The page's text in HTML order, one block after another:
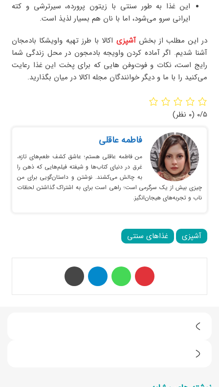
این غذا به طور سنتی با زیتون پرورده، سیرترشی و کته
ایرانی سرو می‌شود، اما با نان هم بسیار لذیذ است.
در این مطلب از بخشآشپزی اکالا با طرز تهیه واویشکا بادمجان
آشنا شدیم. اگر آماده کردن واویجه بادمجون در محل زندگی شما
رایج است، نکات و فوت‌وفن‌ هایی که برای پخت این غذا رعایت
می‌کنید را با ما و دیگر خوانندگان مجله اکالا در میان بگذارید.
۰/۵ (۰ نظر)
فاطمه عاقلی
من فاطمه عاقلی هستم؛ عاشق کشف طعم‌های تازه،
غرق در دنیای کتاب‌ها و شیفته فیلم‌هایی که ذهن را
به چالش می‌کشند. نوشتن و داستان‌گویی برای من
چیزی بیش از یک سرگرمی است؛ راهی است برای به اشتراک گذاشتن لحظات
ناب و تجربه‌های هیجان‌انگیز.
آشپزی غذاهای سنتی
ط